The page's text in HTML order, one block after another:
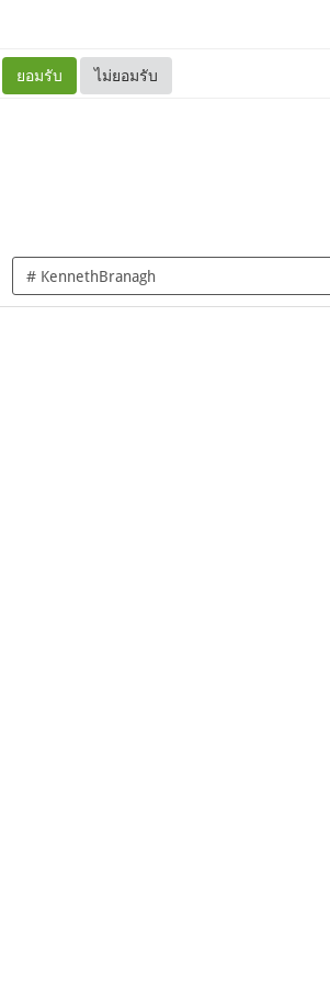
ยอมรับ ไม่ยอมรับ